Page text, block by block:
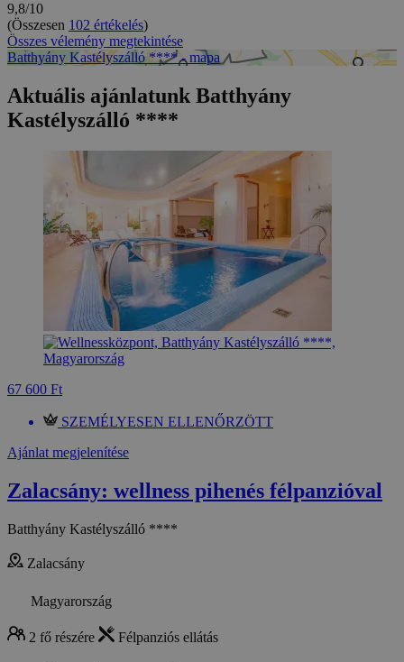
9,8/10
(Összesen 102 értékelés)
Összes vélemény megtekintése
Batthyány Kastélyszálló **** - mapa
Aktuális ajánlatunk Batthyány
Kastélyszálló ****
67 600 Ft
SZEMÉLYESEN ELLENŐRZÖTT
Ajánlat megjelenítése
Zalacsány: wellness pihenés félpanzióval
Batthyány Kastélyszálló ****
Zalacsány
Magyarország
2 fő részére Félpanziós ellátás